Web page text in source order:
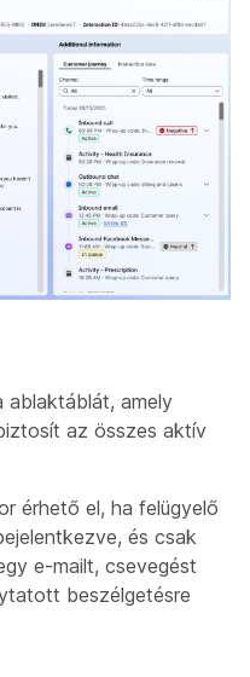
ablaktáblát, amely
az összes aktív
érhető el, ha felügyelő
és csak
e-mailt, csevegést
beszélgetésre